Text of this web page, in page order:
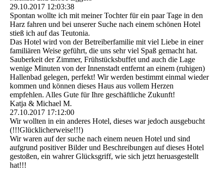
29.10.2017 12:03:38
Spontan wollte ich mit meiner Tochter für ein paar Tage in den
Harz fahren und bei unserer Suche nach einem schönen Hotel
stieß ich auf das Teutonia.
Das Hotel wird von der Betreiberfamilie mit viel Liebe in einer
familiären Weise geführt, die uns sehr viel Spaß gemacht hat.
Sauberkeit der Zimmer, Frühstücksbuffet und auch die Lage
wenige Minuten von der Innenstadt entfernt an einem (ruhigen)
Hallenbad gelegen, perfekt! Wir werden bestimmt einmal wieder
kommen und können dieses Haus aus vollem Herzen
empfehlen. Alles Gute für Ihre geschäftliche Zukunft!
Katja & Michael M.
27.10.2017 17:12:00
Wir wollten in ein anderes Hotel, dieses war jedoch ausgebucht
(­!!­!Glü­cklicherweise!­!!­)
Wir waren auf der suche nach einem neuen Hotel und sind
aufgrund positiver Bilder und Beschreibungen auf dieses Hotel
gestoßen, ein wahrer Glücksgriff, wie sich jetzt heruasgestellt
hat!!!